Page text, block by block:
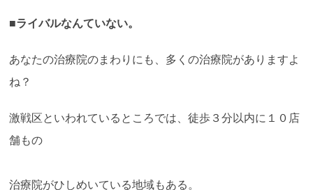
■ライバルなんていない。
あなたの治療院のまわりにも、多くの治療院がありますよ
ね？
激戦区といわれているところでは、徒歩３分以内に１０店
舗もの
治療院がひしめいている地域もある。